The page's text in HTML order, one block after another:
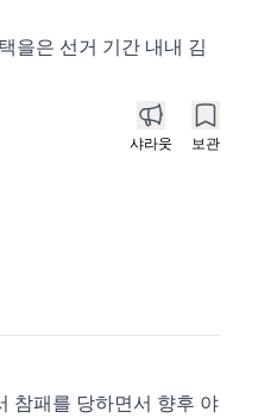
을은 선거 기간 내내 김
샤라웃 보관
참패를 당하면서 향후 야